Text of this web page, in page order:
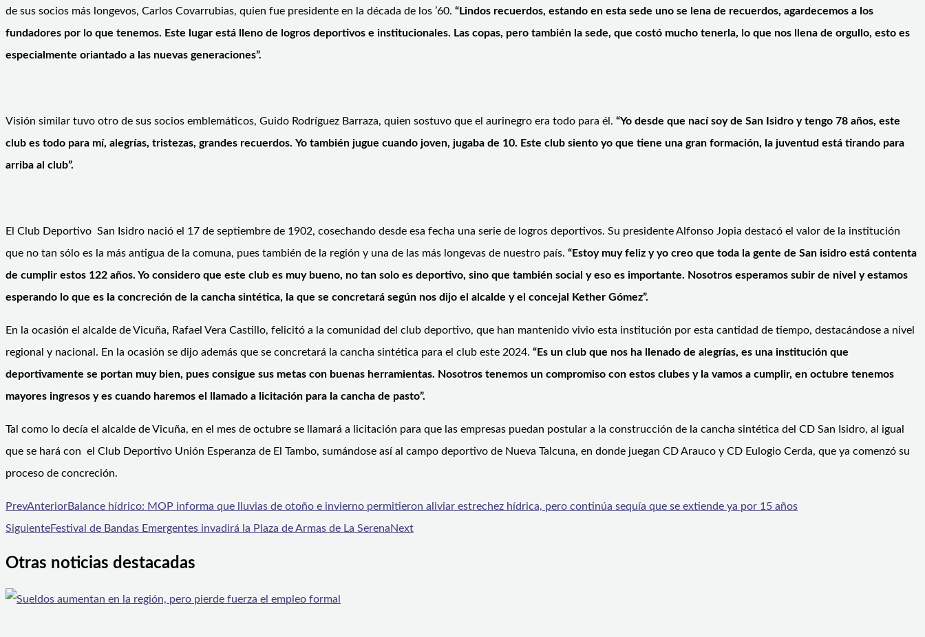
de sus socios más longevos, Carlos Covarrubias, quien fue presidente en la década de los ’60. “Lindos recuerdos, estando en esta sede uno se lena de recuerdos, agardecemos a los
fundadores por lo que tenemos. Este lugar está lleno de logros deportivos e institucionales. Las copas, pero también la sede, que costó mucho tenerla, lo que nos llena de orgullo, esto es
especialmente oriantado a las nuevas generaciones”.
Visión similar tuvo otro de sus socios emblemáticos, Guido Rodríguez Barraza, quien sostuvo que el aurinegro era todo para él. “Yo desde que nací soy de San Isidro y tengo 78 años, este
club es todo para mí, alegrías, tristezas, grandes recuerdos. Yo también jugue cuando joven, jugaba de 10. Este club siento yo que tiene una gran formación, la juventud está tirando para
arriba al club”.
El Club Deportivo San Isidro nació el 17 de septiembre de 1902, cosechando desde esa fecha una serie de logros deportivos. Su presidente Alfonso Jopia destacó el valor de la institución
que no tan sólo es la más antigua de la comuna, pues también de la región y una de las más longevas de nuestro país. “Estoy muy feliz y yo creo que toda la gente de San isidro está contenta
de cumplir estos 122 años. Yo considero que este club es muy bueno, no tan solo es deportivo, sino que también social y eso es importante. Nosotros esperamos subir de nivel y estamos
esperando lo que es la concreción de la cancha sintética, la que se concretará según nos dijo el alcalde y el concejal Kether Gómez”.
En la ocasión el alcalde de Vicuña, Rafael Vera Castillo, felicitó a la comunidad del club deportivo, que han mantenido vivio esta institución por esta cantidad de tiempo, destacándose a nivel
regional y nacional. En la ocasión se dijo además que se concretará la cancha sintética para el club este 2024. “Es un club que nos ha llenado de alegrías, es una institución que
deportivamente se portan muy bien, pues consigue sus metas con buenas herramientas. Nosotros tenemos un compromiso con estos clubes y la vamos a cumplir, en octubre tenemos
mayores ingresos y es cuando haremos el llamado a licitación para la cancha de pasto”.
Tal como lo decía el alcalde de Vicuña, en el mes de octubre se llamará a licitación para que las empresas puedan postular a la construcción de la cancha sintética del CD San Isidro, al igual
que se hará con el Club Deportivo Unión Esperanza de El Tambo, sumándose así al campo deportivo de Nueva Talcuna, en donde juegan CD Arauco y CD Eulogio Cerda, que ya comenzó su
proceso de concreción.
PrevAnteriorBalance hídrico: MOP informa que lluvias de otoño e invierno permitieron aliviar estrechez hídrica, pero continúa sequía que se extiende ya por 15 años
SiguienteFestival de Bandas Emergentes invadirá la Plaza de Armas de La SerenaNext
Otras noticias destacadas